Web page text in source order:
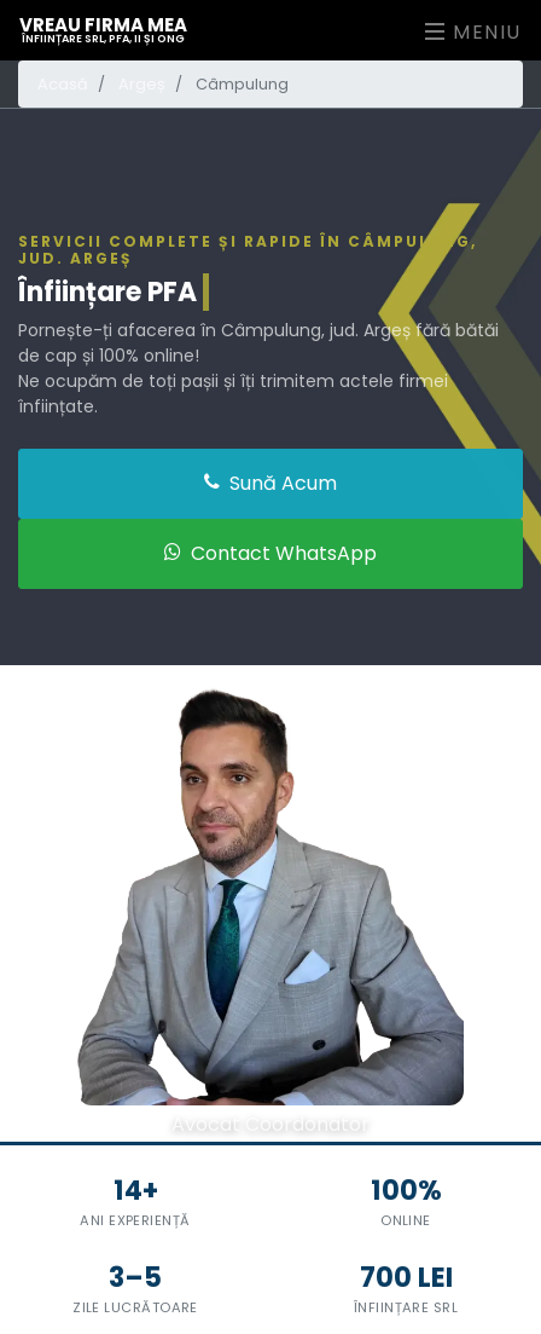
VREAU FIRMA MEA
ÎNFIINȚARE SRL, PFA, II ȘI ONG MENIU
Câmpulung
SERVICII COMPLETE ȘI RAPIDE ÎN CÂMPULUNG,
JUD. ARGEȘ
ÎnființarePFA
Pornește-ți afacerea în Câmpulung, jud. Argeș fără bătăi
de cap și 100% online!
Ne ocupăm de toți pașii și îți trimitem actele firmei
înființate.
Sună Acum
Contact WhatsApp
Avocat Coordonator
14+
ANI EXPERIENȚĂ
100%
ONLINE
3–5
ZILE LUCRĂTOARE
700 LEI
ÎNFIINȚARE SRL